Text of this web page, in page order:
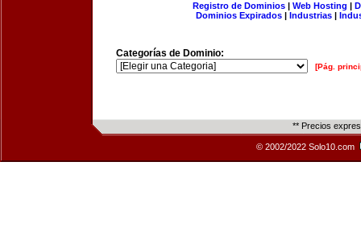
Registro de Dominios| Web Hosting |
Dominios Expirados | Industrias |
Categorías de Dominio:
[Pág.
** Precios
© 2002/2022 Solo10.com